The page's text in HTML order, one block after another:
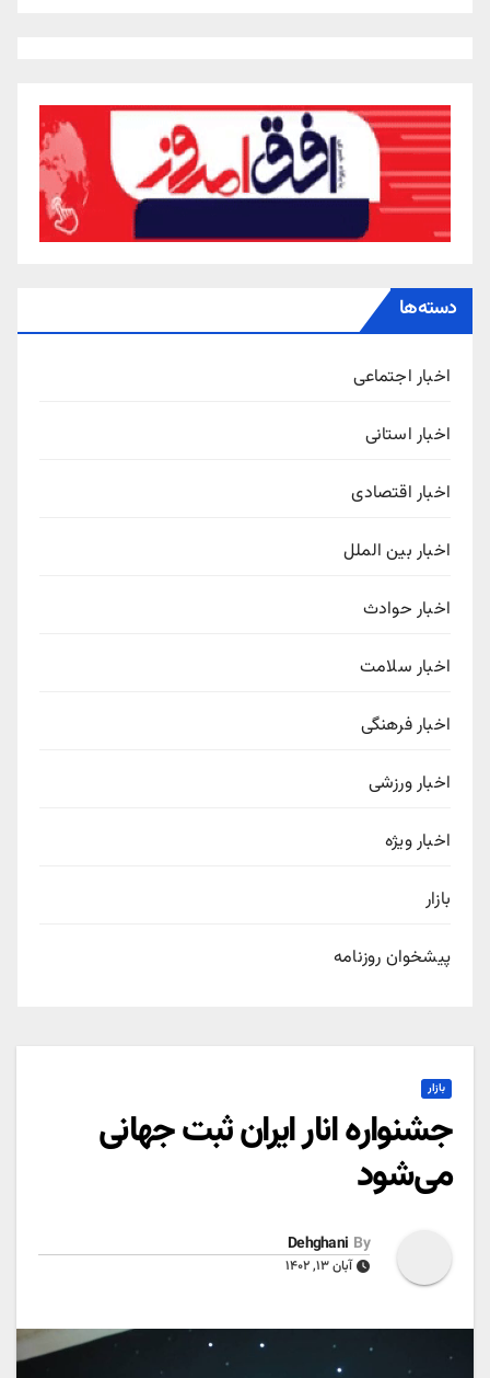
دسته‌ها
اخبار اجتماعی
اخبار استانی
اخبار اقتصادی
اخبار بین الملل
اخبار حوادث
اخبار سلامت
اخبار فرهنگی
اخبار ورزشی
اخبار ویژه
بازار
پیشخوان روزنامه
بازار
جشنواره انار ایران ثبت جهانی
می‌شود
By
Dehghani
آبان ۱۳, ۱۴۰۲